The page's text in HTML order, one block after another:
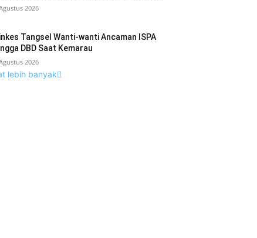
2026
Tangsel Wanti-wanti Ancaman ISPA
DBD Saat Kemarau
2026
lebih banyak